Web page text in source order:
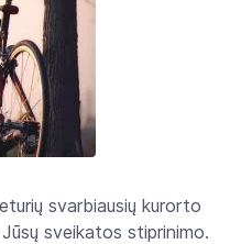
svarbiausių kurorto
sveikatos stiprinimo.